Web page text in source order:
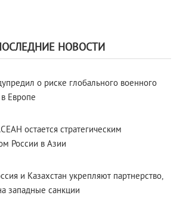
НОВОСТИ
о риске глобального военного
Европе
остается стратегическим
России в Азии
и Казахстан укрепляют партнерство,
западные санкции